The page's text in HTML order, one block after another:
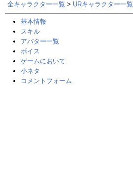
全キャラクター一覧 > URキャラクター一覧
基本情報
スキル
アバター一覧
ボイス
ゲームにおいて
小ネタ
コメントフォーム